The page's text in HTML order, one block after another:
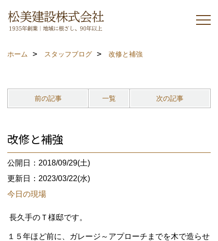
ホーム スタッフブログ 改修と補強
前の記事 一覧 次の記事
改修と補強
公開日：2018/09/29(土)
更新日：2023/03/22(水)
今日の現場
長久手のＴ様邸です。
１５年ほど前に、ガレージ～アプローチまでを木で造らせ